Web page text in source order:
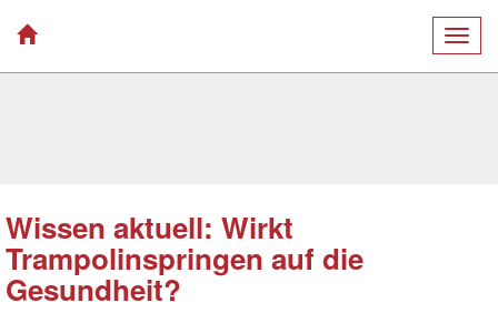
Wissen aktuell: Wirkt
Trampolinspringen auf die
Gesundheit?